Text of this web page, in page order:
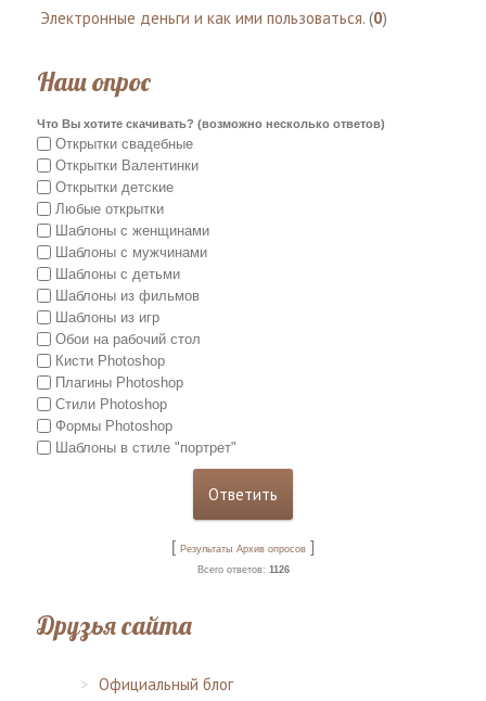
Электронные деньги и как ими пользоваться. (0)
Наш опрос
Что Вы хотите скачивать? (возможно несколько ответов)
Открытки свадебные
Открытки Валентинки
Открытки детские
Любые открытки
Шаблоны с женщинами
Шаблоны с мужчинами
Шаблоны с детьми
Шаблоны из фильмов
Шаблоны из игр
Обои на рабочий стол
Кисти Photoshop
Плагины Photoshop
Стили Photoshop
Формы Photoshop
Шаблоны в стиле "портрет"
[ Результаты Архив опросов ]
Всего ответов: 1126
Друзья сайта
Официальный блог